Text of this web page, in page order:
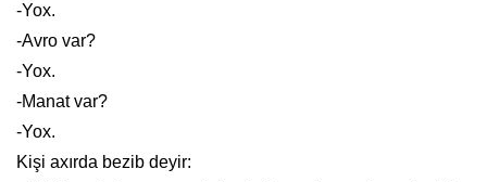
-Yox.
-Avro var?
-Yox.
-Manat var?
-Yox.
Kişi axırda bezib deyir: